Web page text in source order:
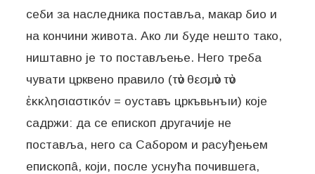
себи за наследника поставља, макар био и
на кончини живота. Ако ли буде нешто тако,
ништавно је то постављење. Него треба
чувати црквено правило (τὸν θεσμὸν τὸν
ἐκκλησιαστικόν = оуставъ цркъвьнъıи) које
садржи: да се епископ другачије не
поставља, него са Сабором и расуђењем
епископâ, који, после уснућа почившега,